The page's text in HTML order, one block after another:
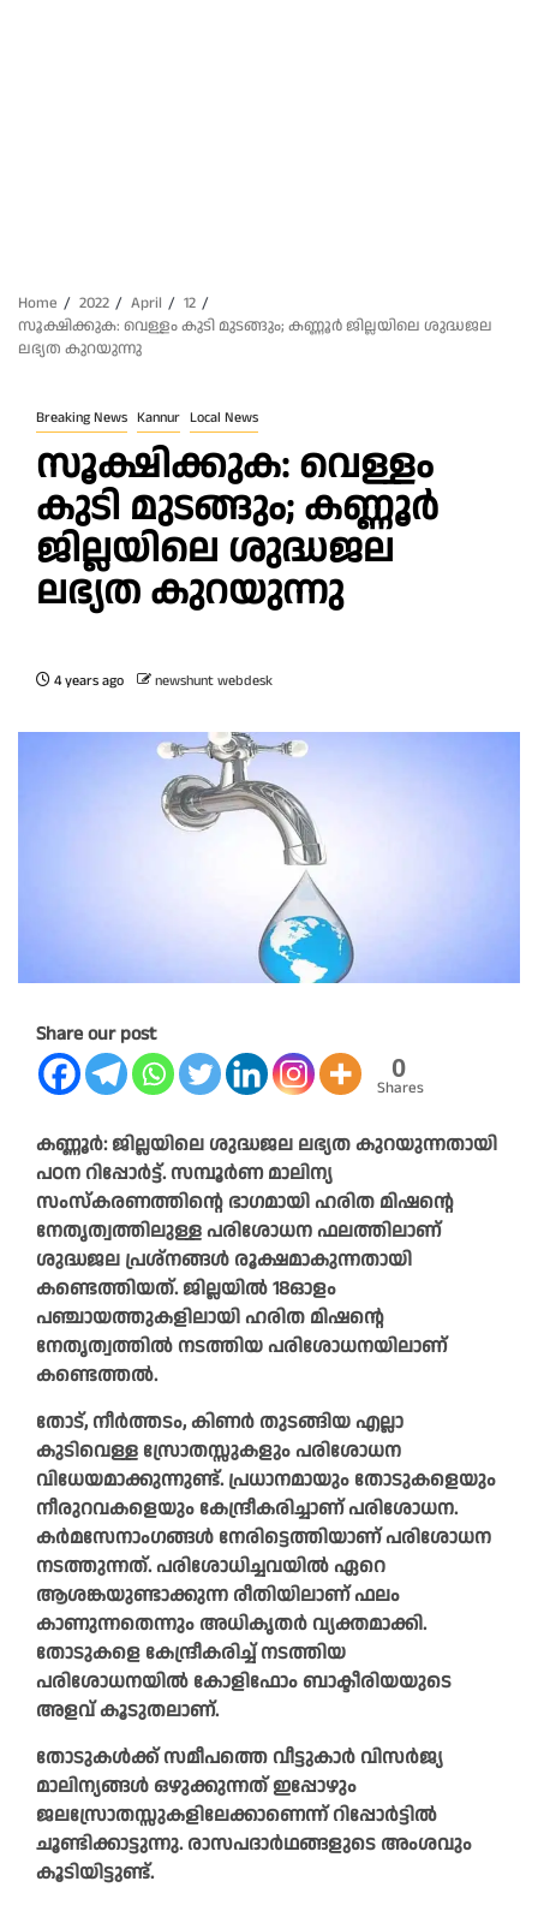
Home 2022 April
12
സൂക്ഷിക്കുക: വെള്ളം കുടി മുടങ്ങും; കണ്ണൂര്‍ ജില്ലയിലെ ശുദ്ധജല
ലഭ്യത കുറയുന്നു
Breaking News Kannur Local News
സൂക്ഷിക്കുക: വെള്ളം
കുടി മുടങ്ങും; കണ്ണൂര്‍
ജില്ലയിലെ ശുദ്ധജല
ലഭ്യത കുറയുന്നു
4 years ago newshunt webdesk
Share our post
0
Shares
കണ്ണൂര്‍: ജില്ലയിലെ ശുദ്ധജല ലഭ്യത കുറയുന്നതായി
പഠന റിപ്പോര്‍ട്ട്. സമ്പൂര്‍ണ മാലിന്യ
സംസ്‌കരണത്തിന്റെ ഭാഗമായി ഹരിത മിഷന്റെ
നേതൃത്വത്തിലുള്ള പരിശോധന ഫലത്തിലാണ്
ശുദ്ധജല പ്രശ്നങ്ങള്‍ രൂക്ഷമാകുന്നതായി
കണ്ടെത്തിയത്. ജില്ലയില്‍ 18ഓളം
പഞ്ചായത്തുകളിലായി ഹരിത മിഷന്റെ
നേതൃത്വത്തിൽ നടത്തിയ പരിശോധനയിലാണ്
കണ്ടെത്തൽ.
തോട്, നീര്‍ത്തടം, കിണര്‍ തുടങ്ങിയ എല്ലാ
കുടിവെള്ള സ്രോതസ്സുകളും പരിശോധന
വിധേയമാക്കുന്നുണ്ട്. പ്രധാനമായും തോടുകളെയും
നീരുറവകളെയും കേന്ദ്രീകരിച്ചാണ് പരിശോധന.
കര്‍മസേനാംഗങ്ങള്‍ നേരിട്ടെത്തിയാണ് പരിശോധന
നടത്തുന്നത്. പരിശോധിച്ചവയില്‍ ഏറെ
ആശങ്കയുണ്ടാക്കുന്ന രീതിയിലാണ് ഫലം
കാണുന്നതെന്നും അധികൃതര്‍ വ്യക്തമാക്കി.
തോടുകളെ കേന്ദ്രീകരിച്ച് നടത്തിയ
പരിശോധനയില്‍ കോളിഫോം ബാക്ടീരിയയുടെ
അളവ് കൂടുതലാണ്.
തോടുകള്‍ക്ക് സമീപത്തെ വീട്ടുകാര്‍ വിസര്‍ജ്യ
മാലിന്യങ്ങള്‍ ഒഴുക്കുന്നത് ഇപ്പോഴും
ജലസ്രോതസ്സുകളിലേക്കാണെന്ന് റിപ്പോർട്ടിൽ
ചൂണ്ടിക്കാട്ടുന്നു. രാസപദാര്‍ഥങ്ങളുടെ അംശവും
കൂടിയിട്ടുണ്ട്.